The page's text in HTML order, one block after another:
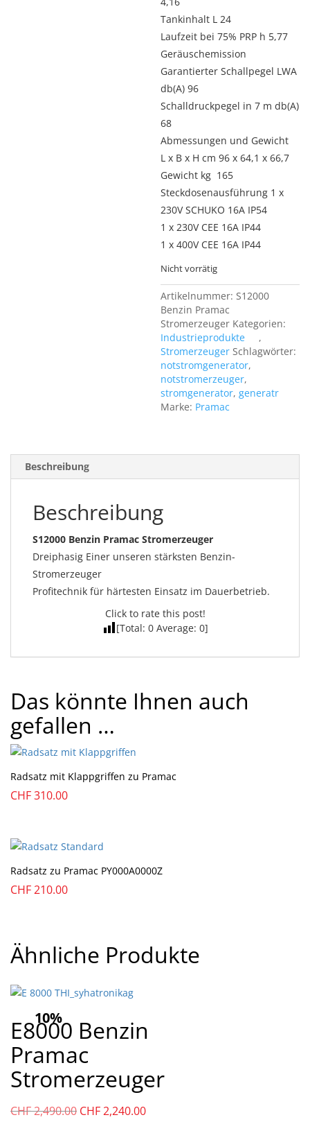
Tankinhalt L 24
Laufzeit bei 75% PRP h 5,77
Geräuschemission
Garantierter Schallpegel LWA
db(A) 96
Schalldruckpegel in 7 m db(A)
68
Abmessungen und Gewicht
L x B x H cm 96 x 64,1 x 66,7
Gewicht kg 165
Steckdosenausführung 1 x
230V SCHUKO 16A IP54
1 x 230V CEE 16A IP44
1 x 400V CEE 16A IP44
Nicht vorrätig
Artikelnummer:S12000
Benzin Pramac
Stromerzeuger Kategorien:
Industrieprodukte ,
Stromerzeuger Schlagwörter:
notstromgenerator,
notstromerzeuger,
stromgenerator,generatr
Marke: Pramac
Beschreibung
Beschreibung
S12000 Benzin Pramac Stromerzeuger
Dreiphasig Einer unseren stärksten Benzin-
Stromerzeuger
Profitechnik für härtesten Einsatz im Dauerbetrieb.
Click to rate this post!
[Total: 0Average: 0]
Das könnte Ihnen auch
gefallen …
Radsatz mit Klappgriffen zu Pramac
CHF310.00
Radsatz zu Pramac PY000A0000Z
CHF210.00
Ähnliche Produkte
10%
E8000 Benzin
Pramac
Stromerzeuger
CHF2,490.00 Ursprünglicher
CHF2,240.00Aktueller